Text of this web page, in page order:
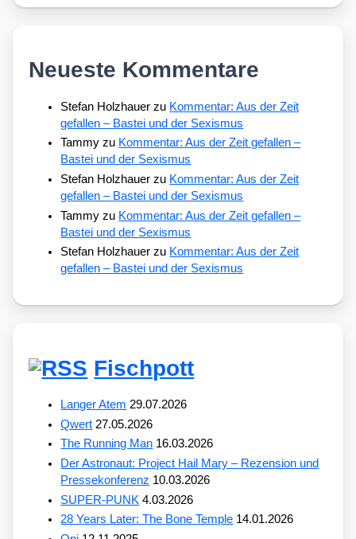
Neueste Kommentare
Stefan Holzhauer zu Kommentar: Aus der Zeit
gefallen – Bastei und der Sexismus
Tammy zu Kommentar: Aus der Zeit gefallen –
Bastei und der Sexismus
Stefan Holzhauer zu Kommentar: Aus der Zeit
gefallen – Bastei und der Sexismus
Tammy zu Kommentar: Aus der Zeit gefallen –
Bastei und der Sexismus
Stefan Holzhauer zu Kommentar: Aus der Zeit
gefallen – Bastei und der Sexismus
Fischpott
Langer Atem 29.07.2026
Qwert 27.05.2026
The Running Man 16.03.2026
Der Astronaut: Project Hail Mary – Rezension und
Pressekonferenz 10.03.2026
SUPER-PUNK 4.03.2026
28 Years Later: The Bone Temple 14.01.2026